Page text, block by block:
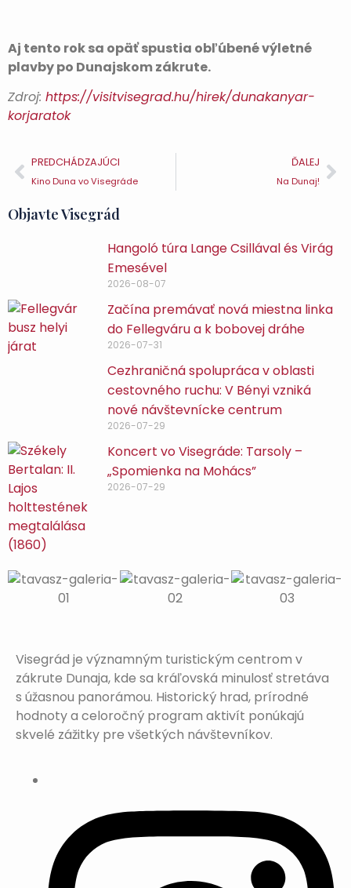
Aj tento rok sa opäť spustia obľúbené výletné
plavby po Dunajskom zákrute.
Zdroj: https://visitvisegrad.hu/hirek/dunakanyar-
korjaratok
PREDCHÁDZAJÚCI
Kino Duna vo Visegráde
ĎALEJ
Na Dunaj!
Objavte Visegrád
Hangoló túra Lange Csillával és Virág
Emesével
2026-08-07
Začína premávať nová miestna linka
do Fellegváru a k bobovej dráhe
2026-07-31
Cezhraničná spolupráca v oblasti
cestovného ruchu: V Bényi vzniká
nové návštevnícke centrum
2026-07-29
Koncert vo Visegráde: Tarsoly –
„Spomienka na Mohács”
2026-07-29
Visegrád je významným turistickým centrom v
zákrute Dunaja, kde sa kráľovská minulosť stretáva
s úžasnou panorámou. Historický hrad, prírodné
hodnoty a celoročný program aktivít ponúkajú
skvelé zážitky pre všetkých návštevníkov.